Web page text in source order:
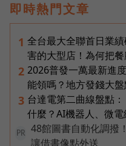
即時熱門文章
1 全台最大全聯首日業
害的大型店！為何把
2 2026普發一萬最新進
能領嗎？地方發錢大
3 台達電第二曲線盤點
什麼？AI機器人、微
PR
48館圖書自動化調撥
讓借書像點外送